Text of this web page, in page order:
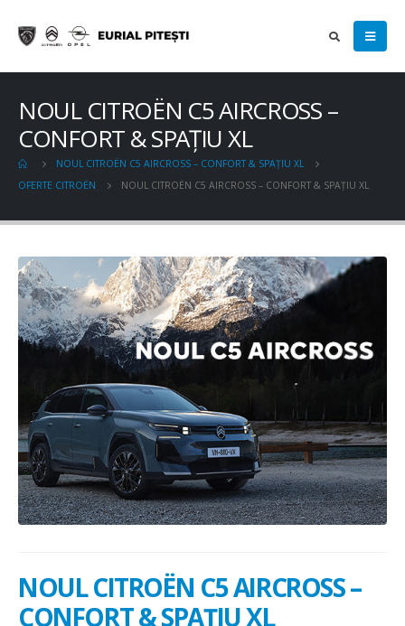
NOUL CITROËN C5 AIRCROSS –
CONFORT & SPAȚIU XL
NOUL CITROËN C5 AIRCROSS – CONFORT & SPAȚIU XL
OFERTE CITROËN
NOUL CITROËN C5 AIRCROSS – CONFORT & SPAȚIU XL
NOUL CITROËN C5 AIRCROSS –
CONFORT & SPAȚIU XL